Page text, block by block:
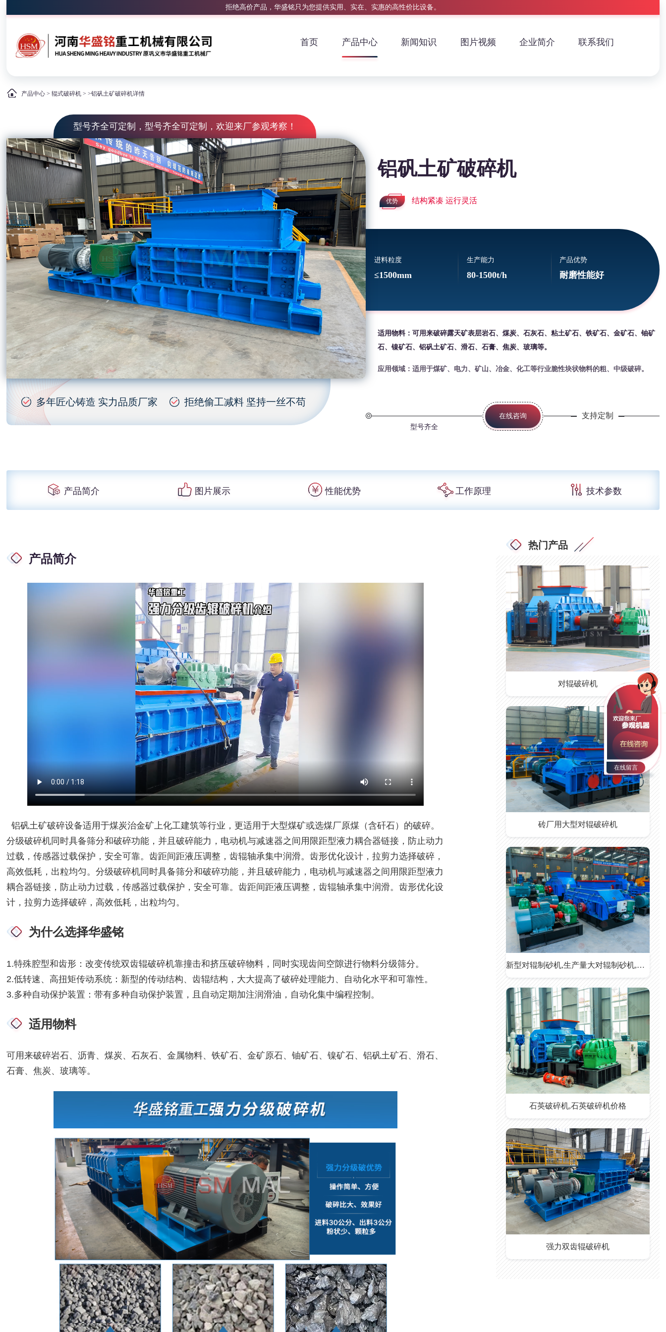
拒绝高价产品，华盛铭只为您提供实用、实在、实惠的高性价比设备。
首页 产品中心 新闻知识 图片视频 企业简介 联系我们
产品中心 >辊式破碎机 > >铝矾土矿破碎机详情
型号齐全可定制，型号齐全可定制，欢迎来厂参观考察！
多年匠心铸造 实力品质厂家 拒绝偷工减料 坚持一丝不苟
铝矾土矿破碎机
优势 结构紧凑 运行灵活
进料粒度
≤1500mm
生产能力
80-1500t/h
产品优势
耐磨性能好
适用物料：可用来破碎露天矿表层岩石、煤炭、石灰石、粘土矿石、铁矿石、金矿石、铀矿
石、镍矿石、铝矾土矿石、滑石、石膏、焦炭、玻璃等。
应用领域：适用于煤矿、电力、矿山、冶金、化工等行业脆性块状物料的粗、中级破碎。
型号齐全
在线咨询 支持定制
产品简介 图片展示 性能优势 工作原理 技术参数
产品简介
铝矾土矿破碎设备适用于煤炭治金矿上化工建筑等行业，更适用于大型煤矿或选煤厂原煤（含矸石）的破碎。
分级破碎机同时具备筛分和破碎功能，并且破碎能力，电动机与减速器之间用限距型液力耦合器链接，防止动力
过载，传感器过载保护，安全可靠。齿距间距液压调整，齿辊轴承集中润滑。齿形优化设计，拉剪力选择破碎，
高效低耗，出粒均匀。分级破碎机同时具备筛分和破碎功能，并且破碎能力，电动机与减速器之间用限距型液力
耦合器链接，防止动力过载，传感器过载保护，安全可靠。齿距间距液压调整，齿辊轴承集中润滑。齿形优化设
计，拉剪力选择破碎，高效低耗，出粒均匀。
为什么选择华盛铭
1.特殊腔型和齿形：改变传统双齿辊破碎机靠撞击和挤压破碎物料，同时实现齿间空隙进行物料分级筛分。
2.低转速、高扭矩传动系统：新型的传动结构、齿辊结构，大大提高了破碎处理能力、自动化水平和可靠性。
3.多种自动保护装置：带有多种自动保护装置，且自动定期加注润滑油，自动化集中编程控制。
适用物料
可用来破碎岩石、沥青、煤炭、石灰石、金属物料、铁矿石、金矿原石、铀矿石、镍矿石、铝矾土矿石、滑石、
石膏、焦炭、玻璃等。
热门产品
对辊破碎机
砖厂用大型对辊破碎机
新型对辊制砂机,生产量大对辊制砂机,出料可调对辊制砂机
石英破碎机,石英破碎机价格
强力双齿辊破碎机
在线留言